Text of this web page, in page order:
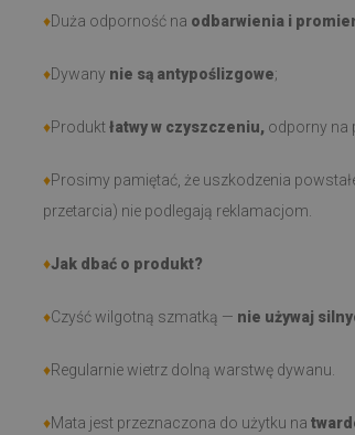
♦Duża odporność na odbarwienia i
♦Dywany nie są antypoślizgowe;
♦Produktłatwy w czyszczeniu, odporny na
♦Prosimy pamiętać, że uszkodzenia
przetarcia) nie podlegają reklamacjom.
♦Jak dbać o produkt?
♦Czyść wilgotną szmatką — nie używaj
♦Regularnie wietrz dolną warstwę dywanu.
♦Mata jest przeznaczona do użytku na